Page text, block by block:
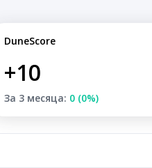
DuneScore
+10
За 3 месяца: 0 (0%)